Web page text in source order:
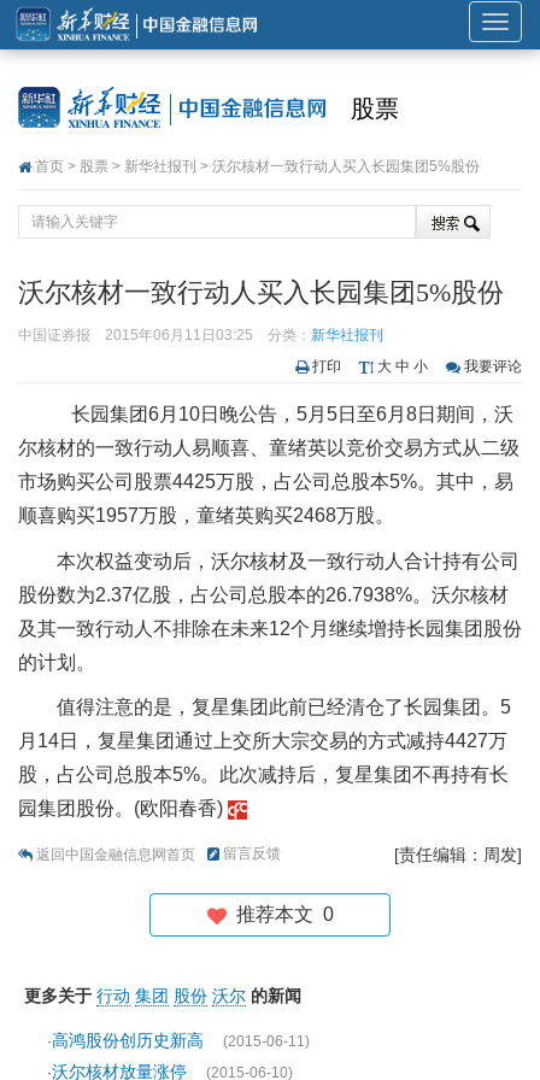
展
开
股票
首页 > 股票 > 新华社报刊 > 沃尔核材一致行动人买入长园集团5%股份
沃尔核材一致行动人买入长园集团5%股份
中国证券报 2015年06月11日03:25 分类： 新华社报刊
打印
大 中 小 我要评论
长园集团6月10日晚公告，5月5日至6月8日期间，沃
尔核材的一致行动人易顺喜、童绪英以竞价交易方式从二级
市场购买公司股票4425万股，占公司总股本5%。其中，易
顺喜购买1957万股，童绪英购买2468万股。
本次权益变动后，沃尔核材及一致行动人合计持有公司
股份数为2.37亿股，占公司总股本的26.7938%。沃尔核材
及其一致行动人不排除在未来12个月继续增持长园集团股份
的计划。
值得注意的是，复星集团此前已经清仓了长园集团。5
月14日，复星集团通过上交所大宗交易的方式减持4427万
股，占公司总股本5%。此次减持后，复星集团不再持有长
园集团股份。(欧阳春香)
返回中国金融信息网首页 留言反馈 [责任编辑：周发]
推荐本文 0
更多关于 行动 集团 股份 沃尔 的新闻
·高鸿股份创历史新高
(2015-06-11)
·沃尔核材放量涨停 (2015-06-10)